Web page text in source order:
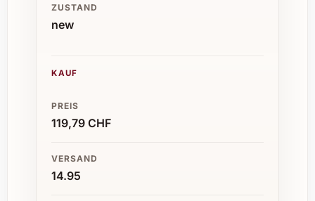
ZUSTAND
new
KAUF
PREIS
119,79 CHF
VERSAND
14.95